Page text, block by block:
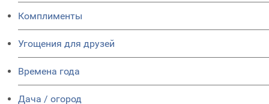
Комплименты
Угощения для друзей
Времена года
Дача / огород